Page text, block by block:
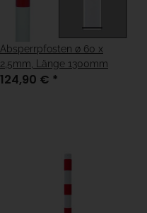
Absperrpfosten ø 60 x
2,5mm, Länge 1300mm
124,90 € *